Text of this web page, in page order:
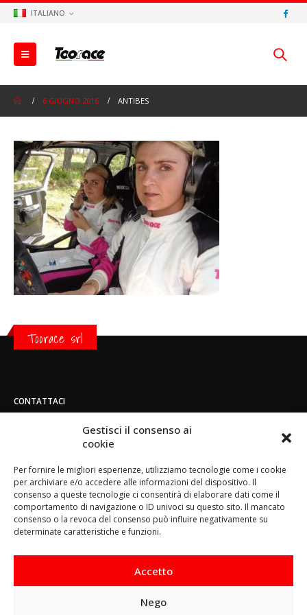
Gestisci il consenso ai
cookie
Per fornire le migliori esperienze, utilizziamo tecnologie come i cookie
per archiviare e/o accedere alle informazioni del dispositivo. Il
consenso a queste tecnologie ci consentirà di elaborare dati come il
comportamento di navigazione o ID univoci su questo sito. Il mancato
consenso o la revoca del consenso può influire negativamente su
determinate caratteristiche e funzioni.
Accetto
Nego
ITALIANO
6 GIUGNO 2016 ANTIBES
Toorace srl
CONTATTACI
Strada di San Mauro 236/B - 10156 - Torino
(+39) 011.800.49.59
Email:
info@toorace.it
Orario di lavoro: